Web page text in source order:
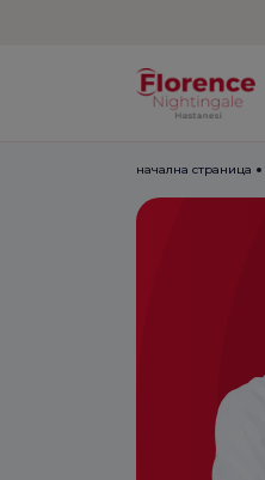
начална страница